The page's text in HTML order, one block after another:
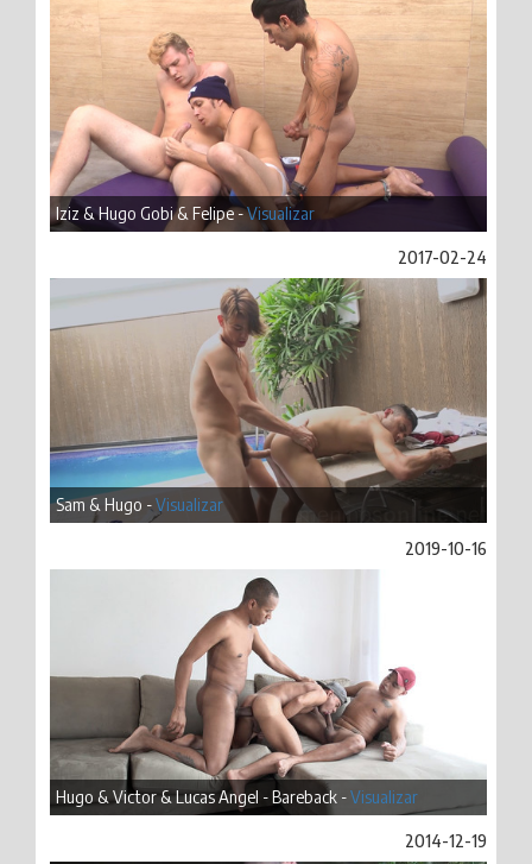
Iziz & Hugo Gobi & Felipe -Visualizar
2017-02-24
Sam & Hugo -Visualizar
2019-10-16
Hugo & Victor & Lucas Angel - Bareback -Visualizar
2014-12-19